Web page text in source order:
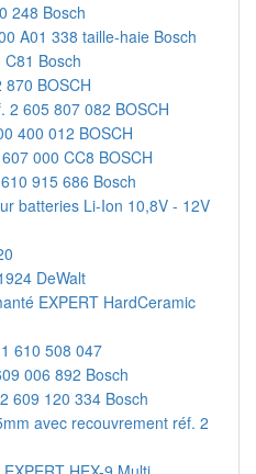
248 Bosch
A01 338 taille-haie Bosch
Bosch
BOSCH
2 605 807 082 BOSCH
400 012 BOSCH
000 CC8 BOSCH
915 686 Bosch
batteries Li-Ion 10,8V - 12V
DeWalt
EXPERT HardCeramic
610 508 047
006 892 Bosch
609 120 334 Bosch
avec recouvrement réf. 2